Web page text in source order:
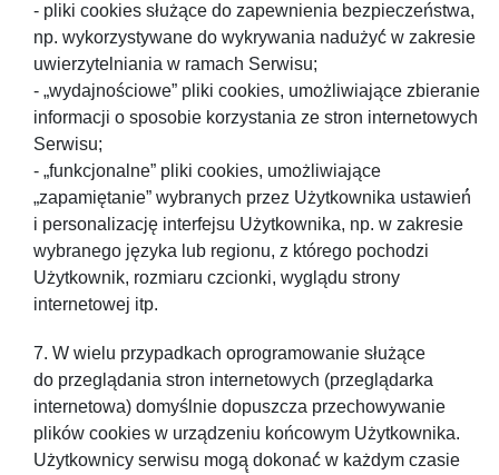
- pliki cookies służące do zapewnienia bezpieczeństwa,
np. wykorzystywane do wykrywania nadużyć́ w zakresie
uwierzytelniania w ramach Serwisu;
- „wydajnościowe” pliki cookies, umożliwiające zbieranie
informacji o sposobie korzystania ze stron internetowych
Serwisu;
- „funkcjonalne” pliki cookies, umożliwiające
„zapamiętanie” wybranych przez Użytkownika ustawień́
i personalizację interfejsu Użytkownika, np. w zakresie
wybranego języka lub regionu, z którego pochodzi
Użytkownik, rozmiaru czcionki, wyglądu strony
internetowej itp.
W wielu przypadkach oprogramowanie służące
do przeglądania stron internetowych (przeglądarka
internetowa) domyślnie dopuszcza przechowywanie
plików cookies w urządzeniu końcowym Użytkownika.
Użytkownicy serwisu mogą̨ dokonać́ w każdym czasie